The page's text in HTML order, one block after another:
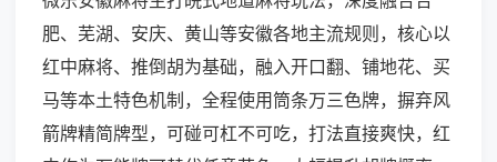
肥、芜湖、安庆、黄山等安徽各地主流规则，核心以
红中麻将、推倒胡为基础，融入开口翻、铺地花、买
马等本土特色机制，全程使用筒条万三色牌，摒弃风
箭牌精简牌型，可碰可杠不可吃，打法直接爽快，红